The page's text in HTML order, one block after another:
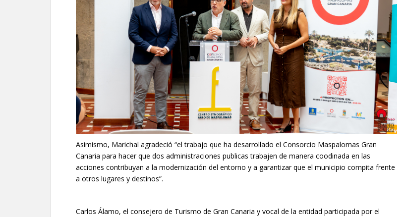
Asimismo, Marichal agradeció “el trabajo que ha desarrollado el Consorcio Maspalomas Gran
Canaria para hacer que dos administraciones publicas trabajen de manera coodinada en las
acciones contribuyan a la modernización del entorno y a garantizar que el municipio compita frente
a otros lugares y destinos”.
Carlos Álamo, el consejero de Turismo de Gran Canaria y vocal de la entidad participada por el